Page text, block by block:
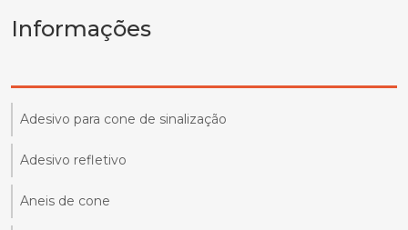
Informações
Adesivo para cone de sinalização
Adesivo refletivo
Aneis de cone